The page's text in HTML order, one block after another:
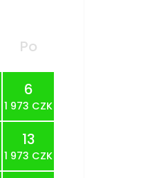
Po
6
1 973 CZK
13
1 973 CZK